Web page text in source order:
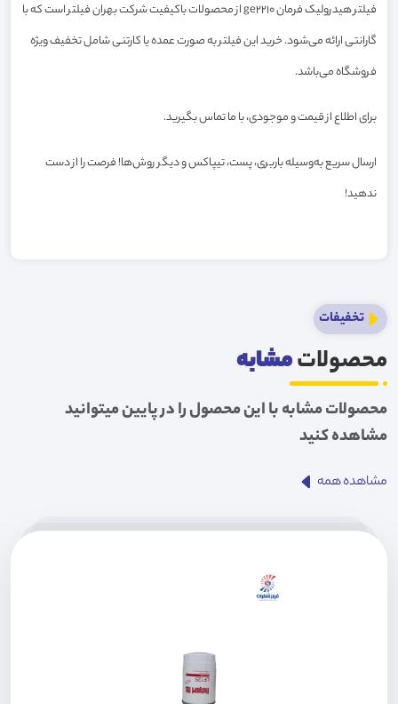
فیلتر هیدرولیک فرمان ge2210 از محصولات باکیفیت شرکت بهران فیلتر است که با
گارانتی ارائه می‌شود. خرید این فیلتر به صورت عمده یا کارتنی شامل تخفیف ویژه
فروشگاه می‌باشد.
برای اطلاع از قیمت و موجودی، با ما تماس بگیرید.
ارسال سریع به‌وسیله باربری، پست، تیپاکس و دیگر روش‌ها! فرصت را از دست
ندهید!
تخفیفات
محصولاتمشابه
محصولات مشابه با این محصول را در پایین میتوانید
مشاهده کنید
مشاهده همه